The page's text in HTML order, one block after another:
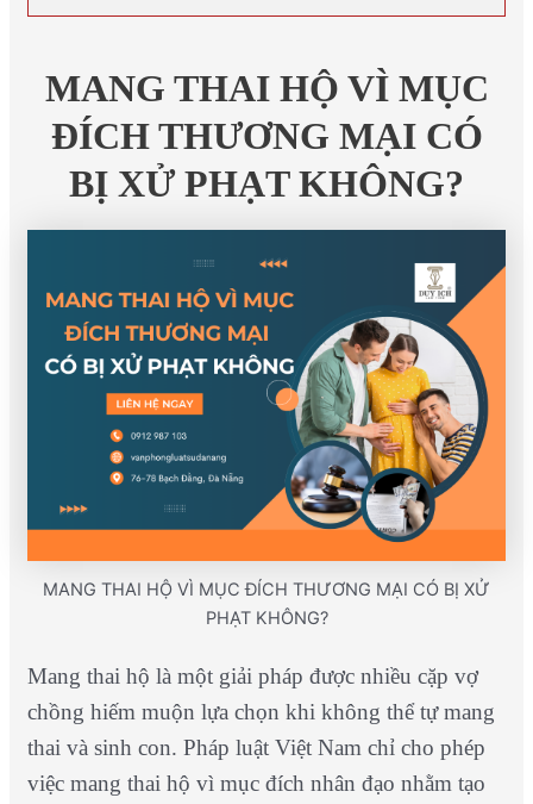
MANG THAI HỘ VÌ MỤC
ĐÍCH THƯƠNG MẠI CÓ
BỊ XỬ PHẠT KHÔNG?
MANG THAI HỘ VÌ MỤC ĐÍCH THƯƠNG MẠI CÓ BỊ XỬ
PHẠT KHÔNG?
Mang thai hộ là một giải pháp được nhiều cặp vợ
chồng hiếm muộn lựa chọn khi không thể tự mang
thai và sinh con. Pháp luật Việt Nam chỉ cho phép
việc mang thai hộ vì mục đích nhân đạo nhằm tạo